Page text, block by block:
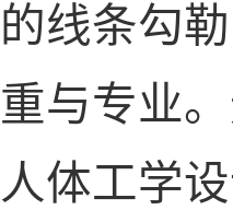
的线条勾
重与专业
人体工学